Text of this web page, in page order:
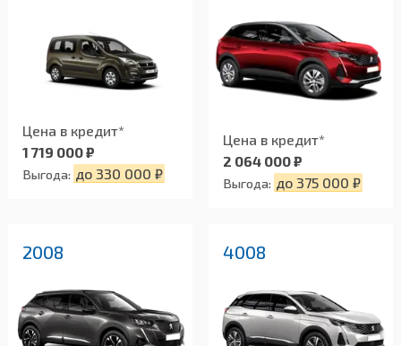
Цена в кредит*
1 719 000 ₽
Выгода: до 330 000 ₽
Цена в кредит*
2 064 000 ₽
Выгода: до 375 000 ₽
2008 4008